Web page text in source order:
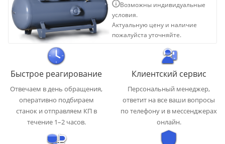
Возможны индивидуальные
условия.
Актуальную цену и наличие
пожалуйста уточняйте.
Быстрое реагирование
Отвечаем в день обращения,
оперативно подбираем
станок и отправляем КП в
течение 1–2 часов.
Клиентский сервис
Персональный менеджер,
ответит на все ваши вопросы
по телефону и в мессенджерах
онлайн.